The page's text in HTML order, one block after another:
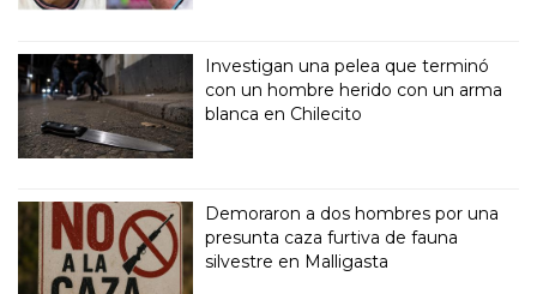
Investigan una pelea que terminó
con un hombre herido con un arma
blanca en Chilecito
Demoraron a dos hombres por una
presunta caza furtiva de fauna
silvestre en Malligasta